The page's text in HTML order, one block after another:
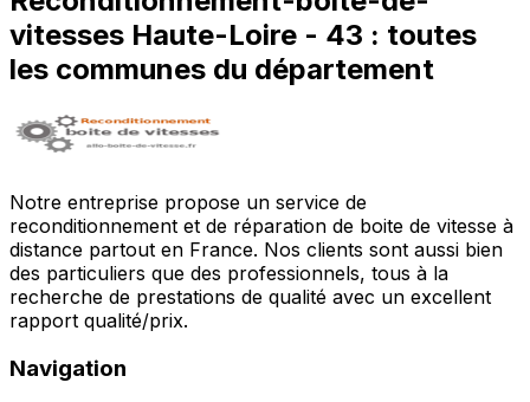
vitesses Haute-Loire - 43 : toutes
les communes du département
Notre entreprise propose un service de
reconditionnement et de réparation de boite de vitesse à
distance partout en France. Nos clients sont aussi bien
des particuliers que des professionnels, tous à la
recherche de prestations de qualité avec un excellent
rapport qualité/prix.
Navigation